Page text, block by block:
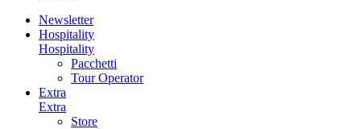
Newsletter
Hospitality
Hospitality
Pacchetti
Tour Operator
Extra
Extra
Store